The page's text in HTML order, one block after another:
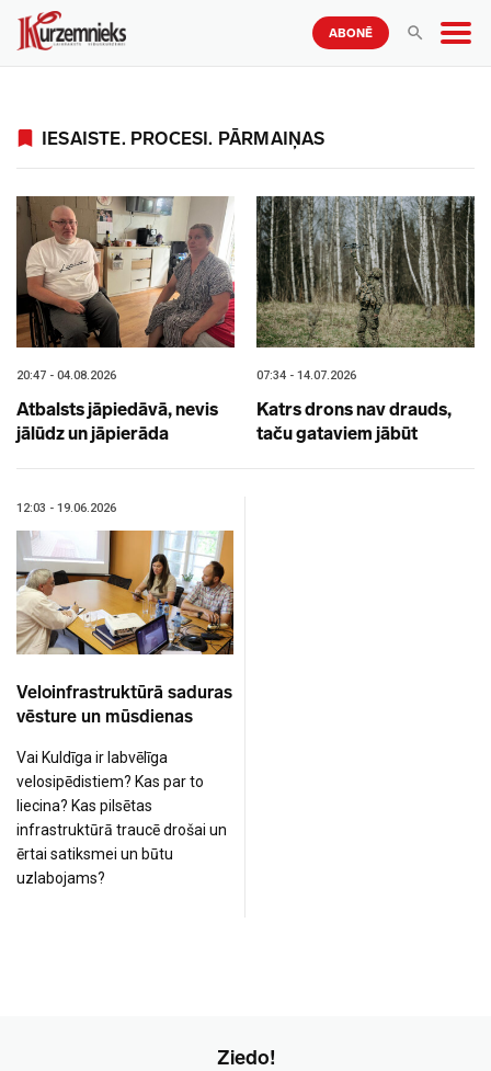
ABONĒ
IESAISTE. PROCESI. PĀRMAIŅAS
20:47 - 04.08.2026
Atbalsts jāpiedāvā, nevis
jālūdz un jāpierāda
07:34 - 14.07.2026
Katrs drons nav drauds,
taču gataviem jābūt
12:03 - 19.06.2026
Veloinfrastruktūrā saduras
vēsture un mūsdienas
Vai Kuldīga ir labvēlīga
velosipēdistiem? Kas par to
liecina? Kas pilsētas
infrastruktūrā traucē drošai un
ērtai satiksmei un būtu
uzlabojams?
Ziedo!